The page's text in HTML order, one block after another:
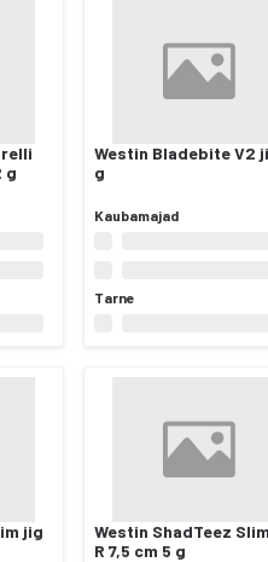
g
Westin Bladebite V2
g
Kaubamajad
Tarne
jig
Westin ShadTeez
R 7,5 cm 5 g